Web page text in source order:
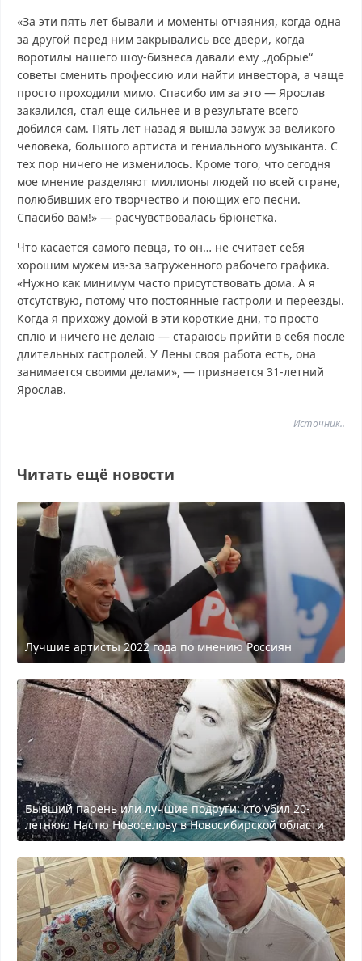
«За эти пять лет бывали и моменты отчаяния, когда одна
за другой перед ним закрывались все двери, когда
воротилы нашего шоу-бизнеса давали ему „добрые“
советы сменить профессию или найти инвестора, а чаще
просто проходили мимо. Спасибо им за это — Ярослав
закалился, стал еще сильнее и в результате всего
добился сам. Пять лет назад я вышла замуж за великого
человека, большого артиста и гениального музыканта. С
тех пор ничего не изменилось. Кроме того, что сегодня
мое мнение разделяют миллионы людей по всей стране,
полюбивших его творчество и поющих его песни.
Спасибо вам!» — расчувствовалась брюнетка.
Что касается самого певца, то он… не считает себя
хорошим мужем из-за загруженного рабочего графика.
«Нужно как минимум часто присутствовать дома. А я
отсутствую, потому что постоянные гастроли и переезды.
Когда я прихожу домой в эти короткие дни, то просто
сплю и ничего не делаю — стараюсь прийти в себя после
длительных гастролей. У Лены своя работа есть, она
занимается своими делами», — признается 31-летний
Ярослав.
Источник..
Читать ещё новости
Лучшие артисты 2022 года по мнению Россиян
Бывший парень или лучшие подруги: кто убил 20-
летнюю Настю Новоселову в Новосибирской области